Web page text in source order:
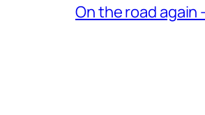
On the road again